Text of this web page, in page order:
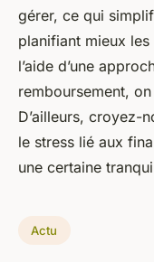
gérer, ce qui
planifiant mieux
l’aide d’une
remboursement,
D’ailleurs, croyez-
le stress lié aux
une certaine
Actu